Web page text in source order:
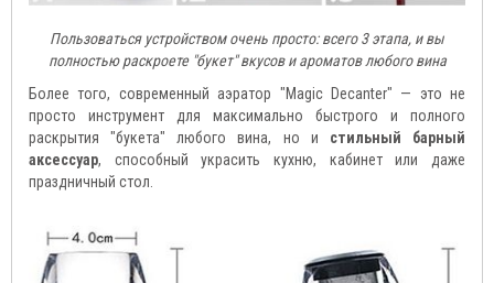
Пользоваться устройством очень просто: всего 3 этапа, и вы
полностью раскроете "букет" вкусов и ароматов любого вина
Более того, современный аэратор "Magic Decanter" — это не
просто инструмент для максимально быстрого и полного
раскрытия "букета" любого вина, но и стильный барный
аксессуар, способный украсить кухню, кабинет или даже
праздничный стол.